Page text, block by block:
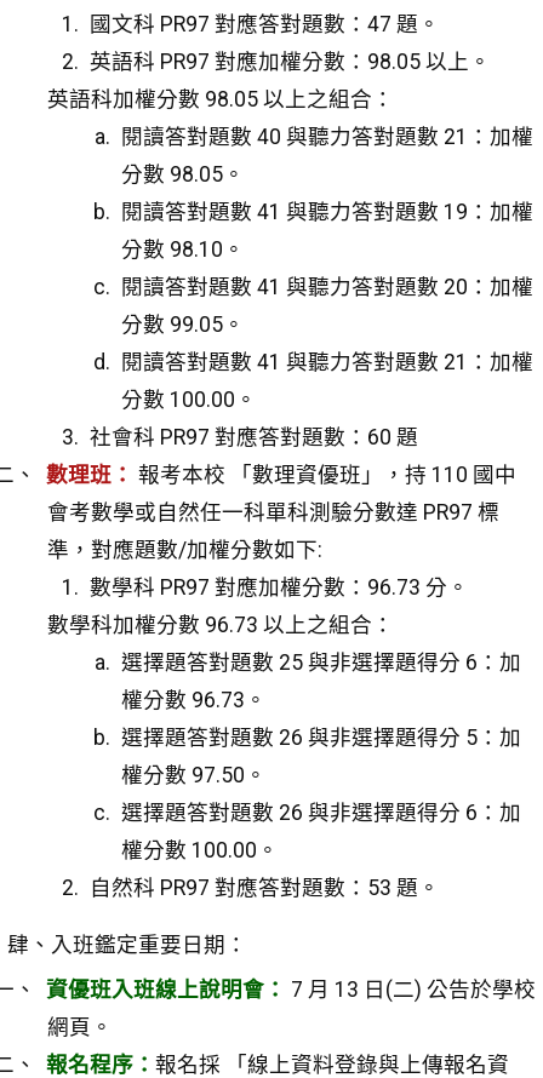
國文科 PR97 對應答對題數：47 題。
英語科 PR97 對應加權分數：98.05 以上。
英語科加權分數 98.05 以上之組合：
閱讀答對題數 40 與聽力答對題數 21：加權
分數 98.05。
閱讀答對題數 41 與聽力答對題數 19：加權
分數 98.10。
閱讀答對題數 41 與聽力答對題數 20：加權
分數 99.05。
閱讀答對題數 41 與聽力答對題數 21：加權
分數 100.00。
社會科 PR97 對應答對題數：60 題
數理班： 報考本校 「數理資優班」，持 110 國中
會考數學或自然任一科單科測驗分數達 PR97 標
準，對應題數/加權分數如下:
數學科 PR97 對應加權分數：96.73 分。
數學科加權分數 96.73 以上之組合：
選擇題答對題數 25 與非選擇題得分 6：加
權分數 96.73。
選擇題答對題數 26 與非選擇題得分 5：加
權分數 97.50。
選擇題答對題數 26 與非選擇題得分 6：加
權分數 100.00。
自然科 PR97 對應答對題數：53 題。
肆、入班鑑定重要日期：
資優班入班線上說明會： 7 月 13 日(二) 公告於學校
網頁。
報名程序：報名採 「線上資料登錄與上傳報名資